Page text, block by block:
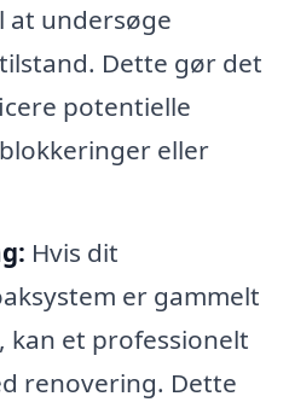
at undersøge
Dette gør det
potentielle
eller
Hvis dit
er gammelt
kan et professionelt
renovering. Dette